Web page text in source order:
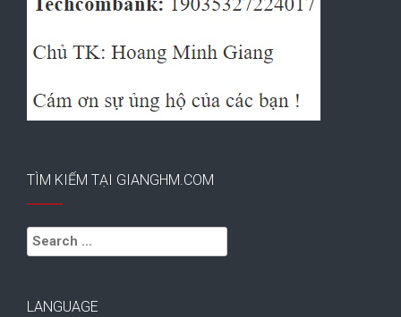
TÌM KIẾM TẠI GIANGHM.COM
Search
for:
LANGUAGE